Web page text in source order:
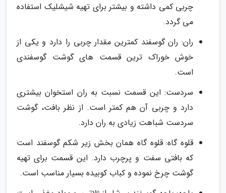
چربی کمی داشته و بیشتر برای تهیه شیشلیک استفاده
می گردد.
ران: ران گوسفند کمترین مقدار چربی را دارد و یکی از
خوش خوراک ترین قسمت های گوشت گوسفندی
است.
سردست: این قسمت نسبت به ران استخوان بیشتری
دارد و چربی آن هم کمتر است. از نظر بافت، گوشت
سردست شباهت زیادی به ران دارد.
قلوه گاه: قلوه گاه همان بخش زیر شکم گوسفند است
که بافتی سفت و پرچرب دارد. این قسمت برای تهیه
گوشت چرخ نموده و کباب کوبیده بسیار مناسب است.